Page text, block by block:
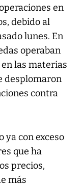
en
debido al
lunes. En
operaban
las materias
desplomaron
contra
ya con exceso
que ha
precios,
más